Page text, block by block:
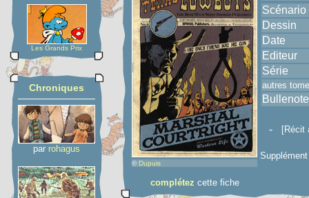
Les Grands Prix
Chroniques
par rohagus
© Dupuis
complétez cette fiche
Scénario
Dessin
Date
Editeur
Série
autres
Bullenote
- [Récit